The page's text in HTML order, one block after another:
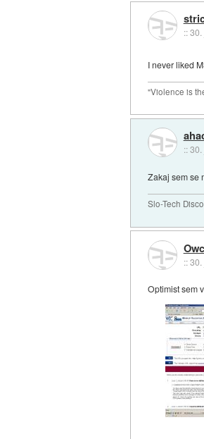
::30.
I never liked
"Violence is
::30.
Zakaj sem se
Slo-Tech
::30.
Optimist sem